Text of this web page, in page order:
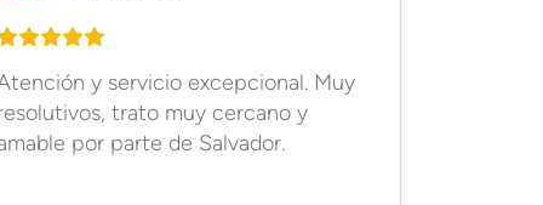
y servicio excepcional. Muy
trato muy cercano y
por parte de Salvador.